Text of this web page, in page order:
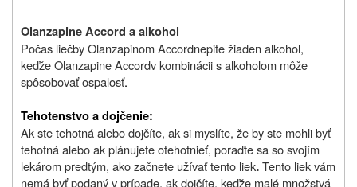
Olanzapine Accord a alkohol
Počas liečbyOlanzapinom Accordnepite žiaden alkohol,
keďžeOlanzapine Accordv kombinácii s alkoholom môže
spôsobovať ospalosť.
Tehotenstvo a dojčenie:
Ak ste tehotná alebo dojčíte, ak si myslíte, že by ste mohli byť
tehotná alebo ak plánujete otehotnieť, poraďte sa so svojím
lekárom predtým, ako začnete užívať tento liek.Tento liek vám
nemá byť podaný v prípade, ak dojčíte, keďže malé množstvá